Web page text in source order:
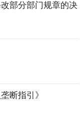
部分部门规章的决
断指引》